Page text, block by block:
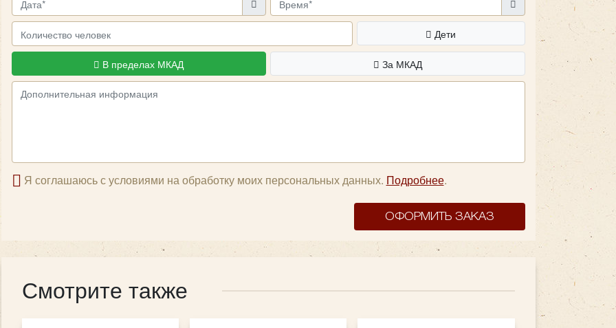
Дети
В пределах МКАД За МКАД
Я соглашаюсь с условиями на обработку моих персональных данных. Подробнее.
ОФОРМИТЬ ЗАКАЗ
Смотрите также